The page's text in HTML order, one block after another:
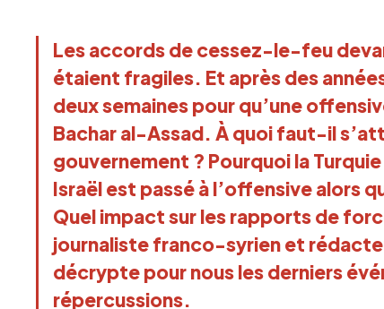
Les accords de cessez-le-feu
étaient fragiles. Et après des
deux semaines pour qu’une
Bachar al-Assad. À quoi faut-il
gouvernement ? Pourquoi la
Israël est passé à l’offensive alors
Quel impact sur les rapports de
journaliste franco-syrien et
décrypte pour nous les derniers
répercussions.